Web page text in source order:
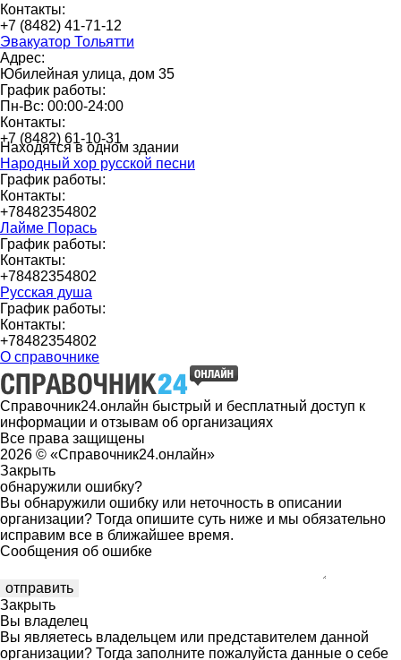
Контакты:
+7 (8482) 41-71-12
Эвакуатор Тольятти
Адрес:
Юбилейная улица, дом 35
График работы:
Пн-Вс: 00:00-24:00
Контакты:
+7 (8482) 61-10-31
Находятся в одном здании
Народный хор русской песни
График работы:
Контакты:
+78482354802
Лайме Порась
График работы:
Контакты:
+78482354802
Русская душа
График работы:
Контакты:
+78482354802
О справочнике
Справочник24.онлайн быстрый и бесплатный доступ к
информации и отзывам об организациях
Все права защищены
2026 © «Справочник24.онлайн»
Закрыть
обнаружили ошибку?
Вы обнаружили ошибку или неточность в описании
организации? Тогда опишите суть ниже и мы обязательно
исправим все в ближайшее время.
Сообщения об ошибке
Закрыть
Вы владелец
Вы являетесь владельцем или представителем данной
организации? Тогда заполните пожалуйста данные о себе